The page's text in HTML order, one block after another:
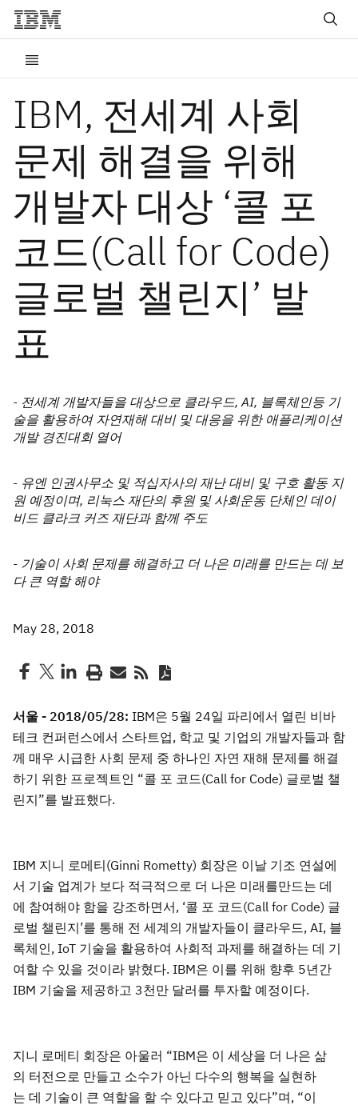
IBM, 전세계 사회
문제 해결을 위해
개발자 대상 ‘콜 포
코드(Call for Code)
글로벌 챌린지’ 발
표
- 전세계 개발자들을 대상으로 클라우드, AI, 블록체인등 기
술을 활용하여 자연재해 대비 및 대응을 위한 애플리케이션
개발 경진대회 열어
- 유엔 인권사무소 및 적십자사의 재난 대비 및 구호 활동 지
원 예정이며, 리눅스 재단의 후원 및 사회운동 단체인 데이
비드 클라크 커즈 재단과 함께 주도
- 기술이 사회 문제를 해결하고 더 나은 미래를 만드는 데 보
다 큰 역할 해야
May 28, 2018
서울 - 2018/05/28: IBM은 5월 24일 파리에서 열린 비바
테크 컨퍼런스에서 스타트업, 학교 및 기업의 개발자들과 함
께 매우 시급한 사회 문제 중 하나인 자연 재해 문제를 해결
하기 위한 프로젝트인 “콜 포 코드(Call for Code) 글로벌 챌
린지”를 발표했다.
IBM 지니 로메티(Ginni Rometty) 회장은 이날 기조 연설에
서 기술 업계가 보다 적극적으로 더 나은 미래를만드는 데
에 참여해야 함을 강조하면서, ‘콜 포 코드(Call for Code) 글
로벌 챌린지’를 통해 전 세계의 개발자들이 클라우드, AI, 블
록체인, IoT 기술을 활용하여 사회적 과제를 해결하는 데 기
여할 수 있을 것이라 밝혔다. IBM은 이를 위해 향후 5년간
IBM 기술을 제공하고 3천만 달러를 투자할 예정이다.
지니 로메티 회장은 아울러 “IBM은 이 세상을 더 나은 삶
의 터전으로 만들고 소수가 아닌 다수의 행복을 실현하
는 데 기술이 큰 역할을 할 수 있다고 믿고 있다”며, “이